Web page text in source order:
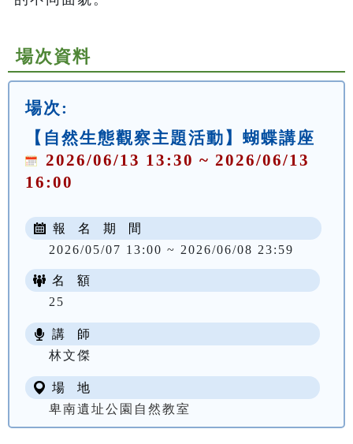
場次資料
場次:
【自然生態觀察主題活動】蝴蝶講座
2026/06/13 13:30 ~ 2026/06/13
16:00
報 名 期 間
2026/05/07 13:00 ~ 2026/06/08 23:59
名 額
25
講 師
林文傑
場 地
卑南遺址公園自然教室